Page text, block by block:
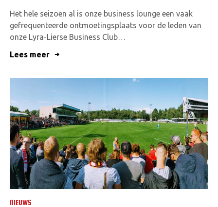
Het hele seizoen al is onze business lounge een vaak
gefrequenteerde ontmoetingsplaats voor de leden van
onze Lyra-Lierse Business Club…
Lees meer
NIEUWS